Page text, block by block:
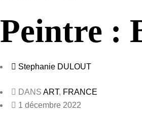
Peintre :
Stephanie DULOUT
DANS ART, FRANCE
1 décembre 2022